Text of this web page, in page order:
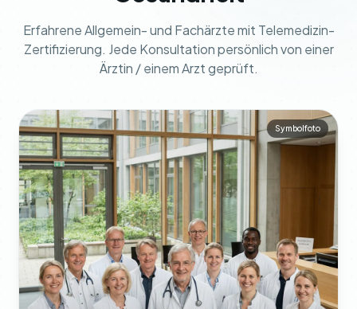
Erfahrene Allgemein- und Fachärzte mit Telemedizin-
Zertifizierung. Jede Konsultation persönlich von einer
Ärztin / einem Arzt geprüft.
Symbolfoto